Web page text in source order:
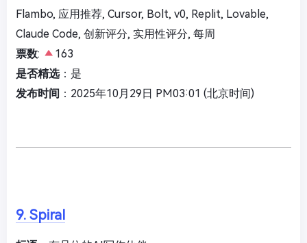
Flambo, 应用推荐, Cursor, Bolt, v0, Replit, Lovable,
Claude Code, 创新评分, 实用性评分, 每周
票数:
163
是否精选：是
发布时间 ：2025年10月29日 PM03:01 (北京时间)
9. Spiral